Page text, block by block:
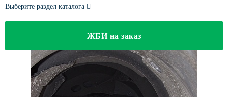
Выберите раздел каталога
ЖБИ на заказ